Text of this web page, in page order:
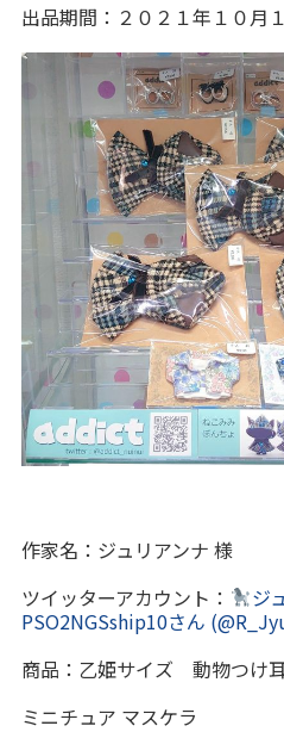
出品期間：２０２１年１０月
作家名：ジュリアンナ 様
ツイッターアカウント：
ジ
PSO2NGSship10さん
商品：乙姫サイズ 動物つけ
ミニチュア マスケラ